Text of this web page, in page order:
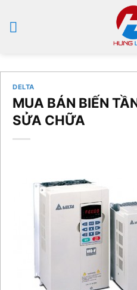
qua
nội
DELTA
MUA BÁN BIẾN
SỬA CHỮA